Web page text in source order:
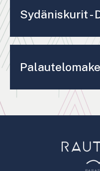
Sydäniskurit -
Palautelomake